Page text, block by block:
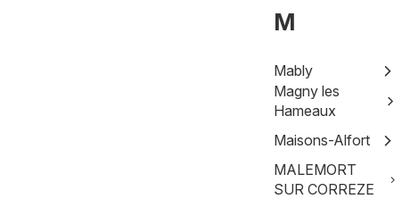
M
Mably
Magny les
Hameaux
Maisons-Alfort
MALEMORT
SUR CORREZE